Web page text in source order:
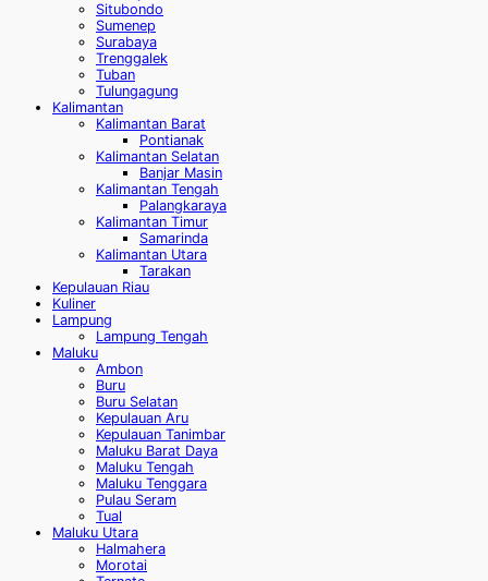
Situbondo
Sumenep
Surabaya
Trenggalek
Tuban
Tulungagung
Kalimantan
Kalimantan Barat
Pontianak
Kalimantan Selatan
Banjar Masin
Kalimantan Tengah
Palangkaraya
Kalimantan Timur
Samarinda
Kalimantan Utara
Tarakan
Kepulauan Riau
Kuliner
Lampung
Lampung Tengah
Maluku
Ambon
Buru
Buru Selatan
Kepulauan Aru
Kepulauan Tanimbar
Maluku Barat Daya
Maluku Tengah
Maluku Tenggara
Pulau Seram
Tual
Maluku Utara
Halmahera
Morotai